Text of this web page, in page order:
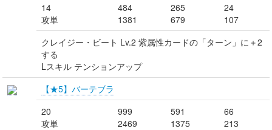
14
攻単
484
1381
265
679
24
107
クレイジー・ビート Lv.2 紫属性カードの「ターン」に＋2
する
Lスキル テンションアップ
【★5】バーテブラ
20
攻単
999
2469
591
1375
66
213